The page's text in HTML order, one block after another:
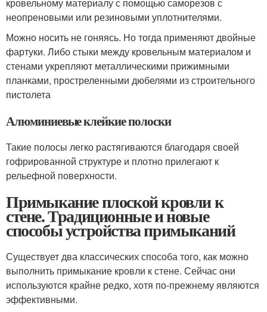
кровельному материалу с помощью саморезов с
неопреновыми или резиновыми уплотнителями.
Можно носить не гоняясь. Но тогда применяют двойные
фартуки. Либо стыки между кровельным материалом и
стенами укрепляют металлическими прижимными
планками, простреленными дюбелями из строительного
пистолета
Алюминиевые клейкие полоски
Такие полосы легко растягиваются благодаря своей
гофрированной структуре и плотно прилегают к
рельефной поверхности.
Примыкание плоской кровли к
стене. Традиционные и новые
способы устройства примыканий
Существует два классических способа того, как можно
выполнить примыкание кровли к стене. Сейчас они
используются крайне редко, хотя по-прежнему являются
эффективными.